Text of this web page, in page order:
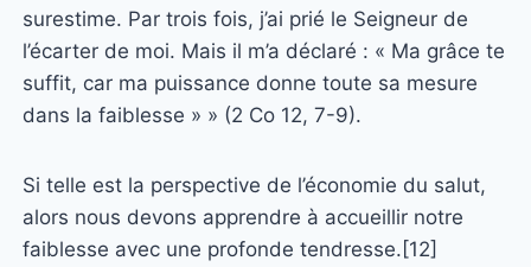
surestime. Par trois fois, j’ai prié le Seigneur de
l’écarter de moi. Mais il m’a déclaré : « Ma grâce te
suffit, car ma puissance donne toute sa mesure
dans la faiblesse » » (2 Co 12, 7-9).
Si telle est la perspective de l’économie du salut,
alors nous devons apprendre à accueillir notre
faiblesse avec une profonde tendresse.[12]